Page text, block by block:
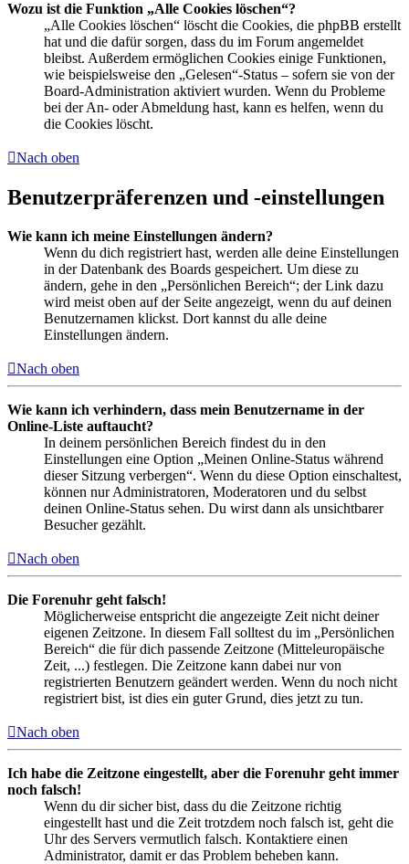
Wozu ist die Funktion „Alle Cookies löschen“?
„Alle Cookies löschen“ löscht die Cookies, die phpBB erstellt
hat und die dafür sorgen, dass du im Forum angemeldet
bleibst. Außerdem ermöglichen Cookies einige Funktionen,
wie beispielsweise den „Gelesen“-Status – sofern sie von der
Board-Administration aktiviert wurden. Wenn du Probleme
bei der An- oder Abmeldung hast, kann es helfen, wenn du
die Cookies löscht.
Nach oben
Benutzerpräferenzen und -einstellungen
Wie kann ich meine Einstellungen ändern?
Wenn du dich registriert hast, werden alle deine Einstellungen
in der Datenbank des Boards gespeichert. Um diese zu
ändern, gehe in den „Persönlichen Bereich“; der Link dazu
wird meist oben auf der Seite angezeigt, wenn du auf deinen
Benutzernamen klickst. Dort kannst du alle deine
Einstellungen ändern.
Nach oben
Wie kann ich verhindern, dass mein Benutzername in der
Online-Liste auftaucht?
In deinem persönlichen Bereich findest du in den
Einstellungen eine Option „Meinen Online-Status während
dieser Sitzung verbergen“. Wenn du diese Option einschaltest,
können nur Administratoren, Moderatoren und du selbst
deinen Online-Status sehen. Du wirst dann als unsichtbarer
Besucher gezählt.
Nach oben
Die Forenuhr geht falsch!
Möglicherweise entspricht die angezeigte Zeit nicht deiner
eigenen Zeitzone. In diesem Fall solltest du im „Persönlichen
Bereich“ die für dich passende Zeitzone (Mitteleuropäische
Zeit, ...) festlegen. Die Zeitzone kann dabei nur von
registrierten Benutzern geändert werden. Wenn du noch nicht
registriert bist, ist dies ein guter Grund, dies jetzt zu tun.
Nach oben
Ich habe die Zeitzone eingestellt, aber die Forenuhr geht immer
noch falsch!
Wenn du dir sicher bist, dass du die Zeitzone richtig
eingestellt hast und die Zeit trotzdem noch falsch ist, geht die
Uhr des Servers vermutlich falsch. Kontaktiere einen
Administrator, damit er das Problem beheben kann.